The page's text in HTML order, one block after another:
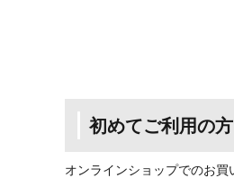
初めてご利用の
オンラインショップでのお買